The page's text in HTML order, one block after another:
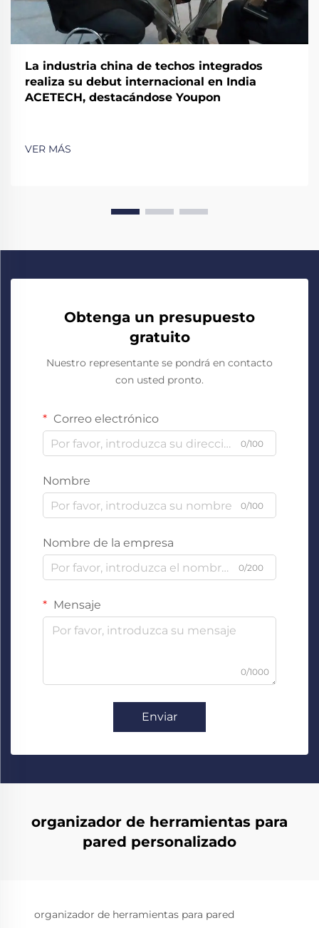
La industria china de techos integrados
realiza su debut internacional en India
ACETECH, destacándose Youpon
VER MÁS
Obtenga un presupuesto
gratuito
Nuestro representante se pondrá en contacto
con usted pronto.
Correo electrónico
0/100
Nombre
0/100
Nombre de la empresa
0/200
Mensaje
0/1000
Enviar
organizador de herramientas para
pared personalizado
organizador de herramientas para pared